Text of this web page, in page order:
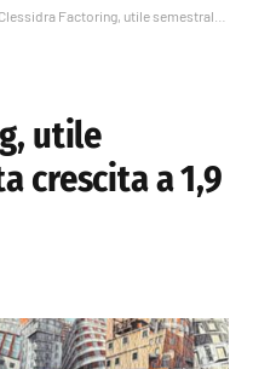
Clessidra Factoring, utile semestrale in netta crescita a 1,9 milioni di euro
utile
crescita a 1,9